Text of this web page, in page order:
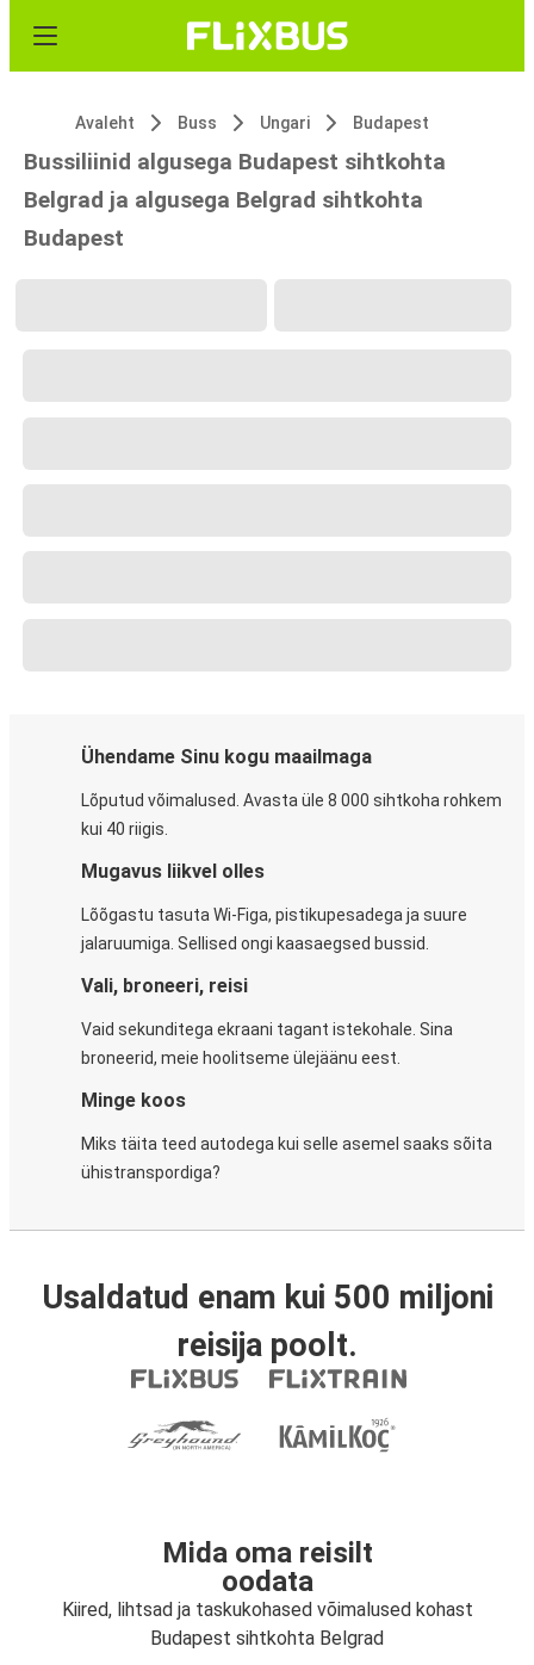
Avaleht Buss Ungari Budapest
Bussiliinid algusega Budapest sihtkohta
Belgrad ja algusega Belgrad sihtkohta
Budapest
Ühendame Sinu kogu maailmaga
Lõputud võimalused. Avasta üle 8 000 sihtkoha rohkem
kui 40 riigis.
Mugavus liikvel olles
Lõõgastu tasuta Wi-Figa, pistikupesadega ja suure
jalaruumiga. Sellised ongi kaasaegsed bussid.
Vali, broneeri, reisi
Vaid sekunditega ekraani tagant istekohale. Sina
broneerid, meie hoolitseme ülejäänu eest.
Minge koos
Miks täita teed autodega kui selle asemel saaks sõita
ühistranspordiga?
Usaldatud enam kui 500 miljoni
reisija poolt.
Mida oma reisilt
oodata
Kiired, lihtsad ja taskukohased võimalused kohast
Budapest sihtkohta Belgrad